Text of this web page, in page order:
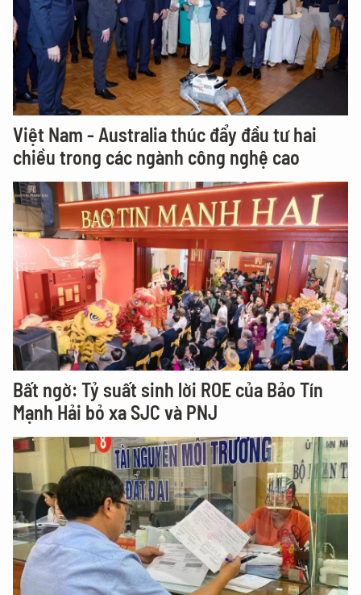
Việt Nam - Australia thúc đẩy đầu tư hai
chiều trong các ngành công nghệ cao
Bất ngờ: Tỷ suất sinh lời ROE của Bảo Tín
Mạnh Hải bỏ xa SJC và PNJ